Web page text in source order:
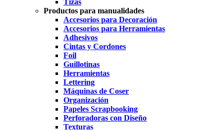
Tizas
Productos para manualidades
Accesorios para Decoración
Accesorios para Herramientas
Adhesivos
Cintas y Cordones
Foil
Guillotinas
Herramientas
Lettering
Máquinas de Coser
Organización
Papeles Scrapbooking
Perforadoras con Diseño
Texturas